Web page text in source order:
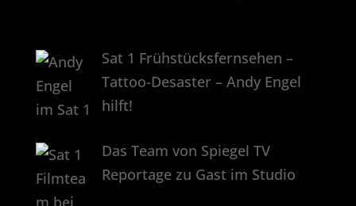
Sat 1 Frühstücksfernsehen –
Tattoo-Desaster – Andy Engel
hilft!
Das Team von Spiegel TV
Reportage zu Gast im Studio